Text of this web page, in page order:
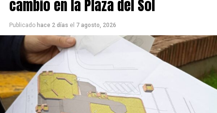
evidencias claras de que activarlo o potenciarlo
tan compleja. Por ejemplo, todo lo relacionado con
procesos de memoria y cognición se ve favorecido
cuando el receptor se activa”, remarcó.
“Esto es ciencia básica, pero es conocimiento
fundamental para que, más adelante, pueda traducirse
en el desarrollo de fármacos utilizables”.
cambio en la Plaza del Sol
Publicado hace 2 días el 7 agosto, 2026